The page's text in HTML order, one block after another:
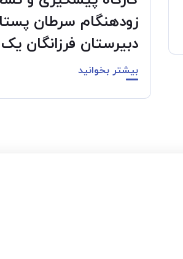
زودهنگام سرطان
دبیرستان فرزانگان یک
بیشتر بخوانید